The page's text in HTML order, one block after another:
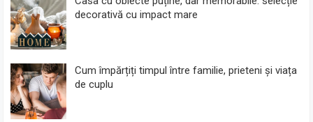
decorativă cu impact mare
Cum împărțiți timpul între familie, prieteni și viața
de cuplu